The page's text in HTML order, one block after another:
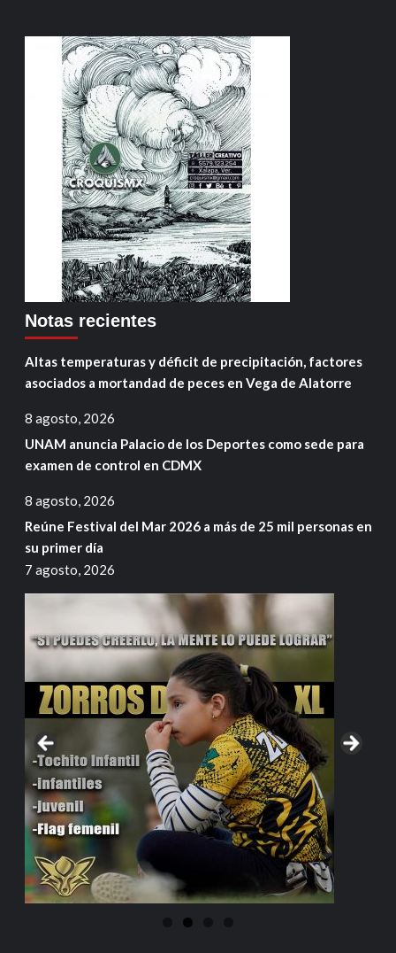
Notas recientes
Altas temperaturas y déficit de precipitación, factores
asociados a mortandad de peces en Vega de Alatorre
8 agosto, 2026
UNAM anuncia Palacio de los Deportes como sede para
examen de control en CDMX
8 agosto, 2026
Reúne Festival del Mar 2026 a más de 25 mil personas en
su primer día
7 agosto, 2026